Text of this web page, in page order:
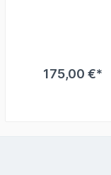
175,00 €*